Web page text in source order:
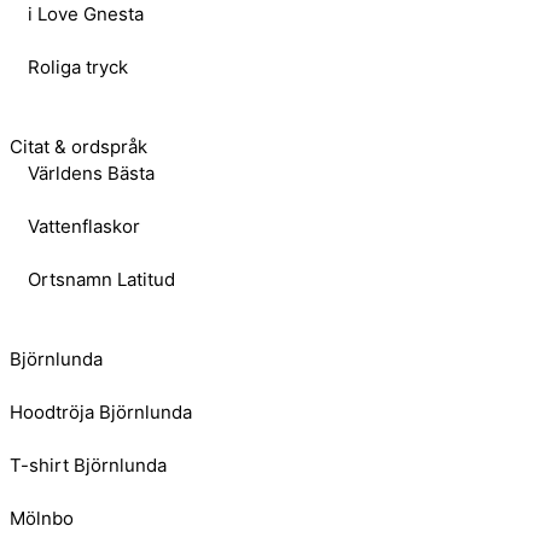
i Love Gnesta
Roliga tryck
Citat & ordspråk
Världens Bästa
Vattenflaskor
Ortsnamn Latitud
Björnlunda
Hoodtröja Björnlunda
T-shirt Björnlunda
Mölnbo